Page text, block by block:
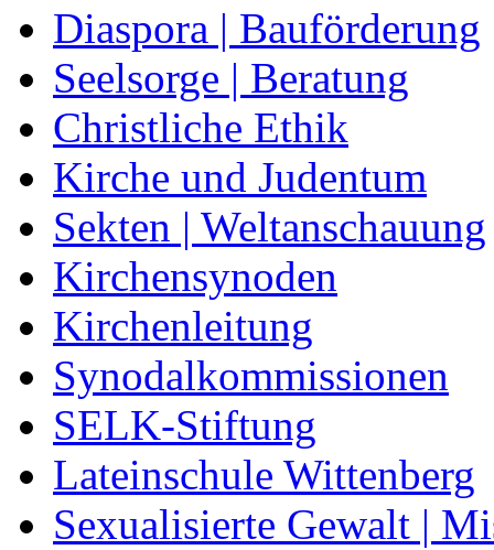
Diaspora | Bauförderung
Seelsorge | Beratung
Christliche Ethik
Kirche und Judentum
Sekten | Weltanschauung
Kirchensynoden
Kirchenleitung
Synodalkommissionen
SELK-Stiftung
Lateinschule Wittenberg
Sexualisierte Gewalt |